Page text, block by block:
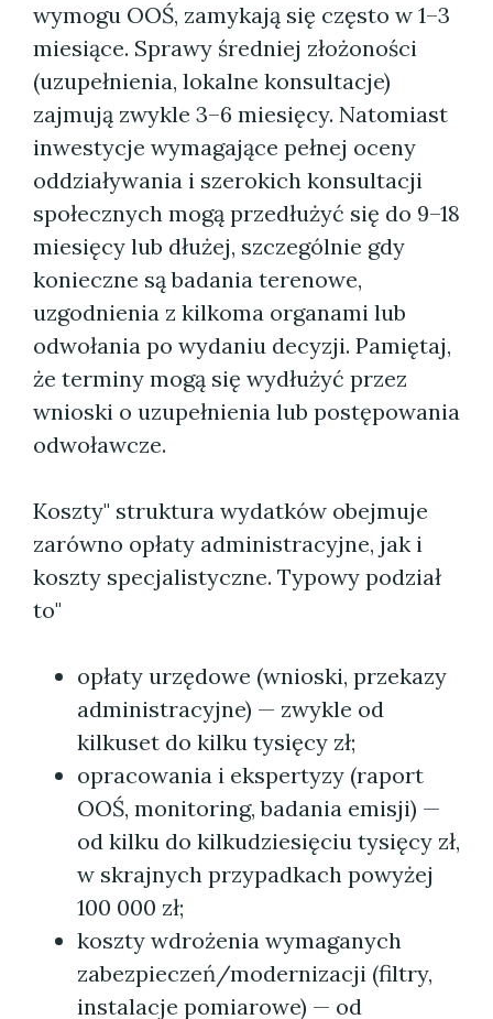
wymogu OOŚ, zamykają się często w 1–3
miesiące. Sprawy średniej złożoności
(uzupełnienia, lokalne konsultacje)
zajmują zwykle 3–6 miesięcy. Natomiast
inwestycje wymagające pełnej oceny
oddziaływania i szerokich konsultacji
społecznych mogą przedłużyć się do 9–18
miesięcy lub dłużej, szczególnie gdy
konieczne są badania terenowe,
uzgodnienia z kilkoma organami lub
odwołania po wydaniu decyzji. Pamiętaj,
że terminy mogą się wydłużyć przez
wnioski o uzupełnienia lub postępowania
odwoławcze.
Koszty" struktura wydatków obejmuje
zarówno opłaty administracyjne, jak i
koszty specjalistyczne. Typowy podział
to"
opłaty urzędowe (wnioski, przekazy
administracyjne) — zwykle od
kilkuset do kilku tysięcy zł;
opracowania i ekspertyzy (raport
OOŚ, monitoring, badania emisji) —
od kilku do kilkudziesięciu tysięcy zł,
w skrajnych przypadkach powyżej
100 000 zł;
koszty wdrożenia wymaganych
zabezpieczeń/modernizacji (filtry,
instalacje pomiarowe) — od